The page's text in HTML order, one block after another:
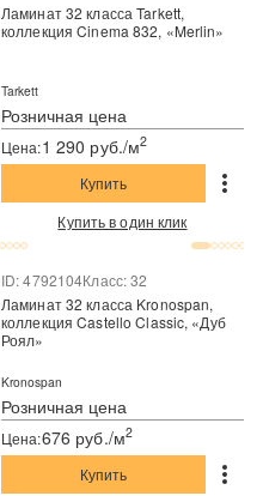
Розничная цена
Цена:1 290 руб./м2
Ламинат 32 класса Tarkett,
коллекция Cinema 832, «Merlin»
Tarkett
Купить
Купить в один клик
Розничная цена
ID: 4792104Класс: 32
Цена:676 руб./м2
Ламинат 32 класса Kronospan,
коллекция Castello Classic, «Дуб
Роял»
Kronospan
Купить